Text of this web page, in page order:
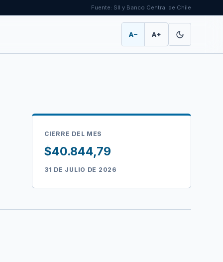
Fuente: SII y Banco Central de Chile
A− A+
CIERRE DEL MES
$40.844,79
31 DE JULIO DE 2026